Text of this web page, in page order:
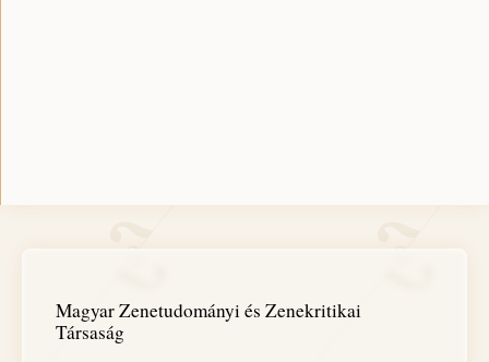
Magyar Zenetudományi és Zenekritikai
Társaság